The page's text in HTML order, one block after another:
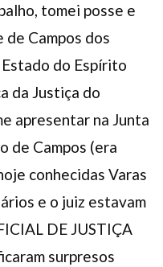
tomei posse e
Campos dos
do Espírito
da Justiça do
apresentar na Junta
de Campos (era
conhecidas Varas
e o juiz estavam
DE JUSTIÇA
surpresos